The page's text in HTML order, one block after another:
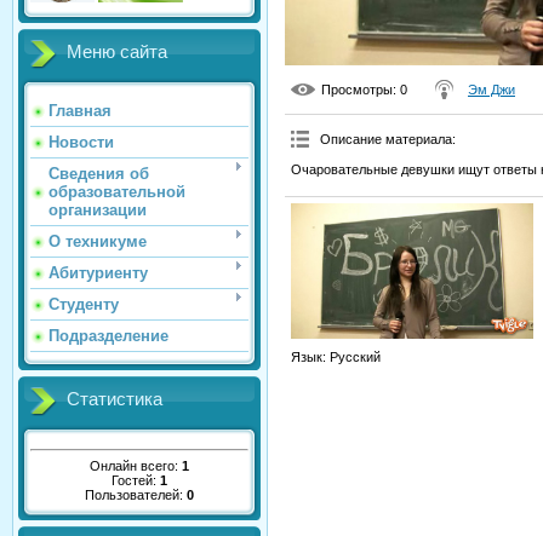
Меню сайта
Главная
Новости
Сведения об
образовательной
организации
О техникуме
Абитуриенту
Студенту
Подразделение
Статистика
Онлайн всего: 1
Гостей: 1
Пользователей: 0
Просмотры: 0 Эм Джи
Описание материала:
Очаровательные девушки ищут
Язык: Русский